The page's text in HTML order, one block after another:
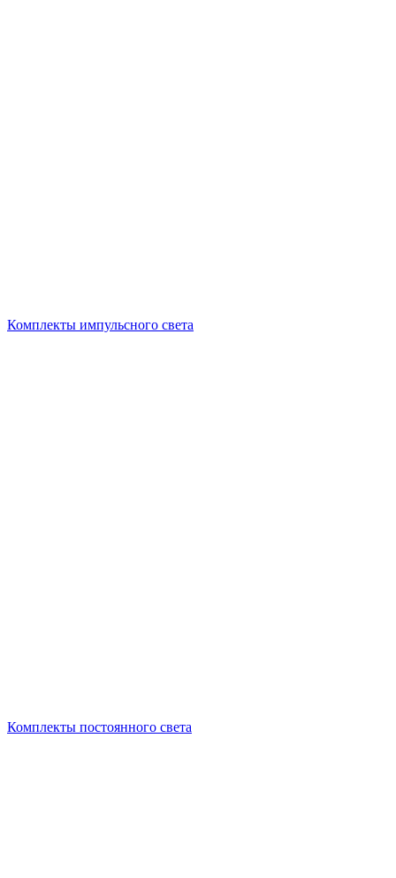
Комплекты импульсного света
Комплекты постоянного света